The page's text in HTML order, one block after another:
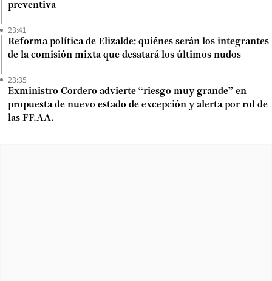
preventiva
23:41
Reforma política de Elizalde: quiénes serán los integrantes
de la comisión mixta que desatará los últimos nudos
23:35
Exministro Cordero advierte “riesgo muy grande” en
propuesta de nuevo estado de excepción y alerta por rol de
las FF.AA.